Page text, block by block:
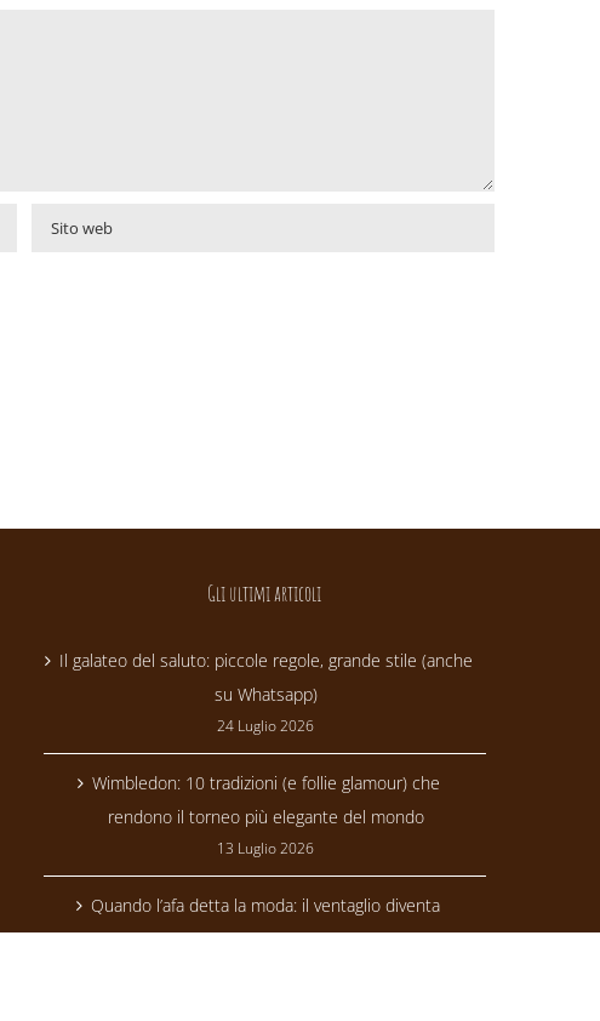
Gli ultimi articoli
Il galateo del saluto: piccole regole, grande stile (anche
su Whatsapp)
24 Luglio 2026
Wimbledon: 10 tradizioni (e follie glamour) che
rendono il torneo più elegante del mondo
13 Luglio 2026
Quando l’afa detta la moda: il ventaglio diventa
trendsetter